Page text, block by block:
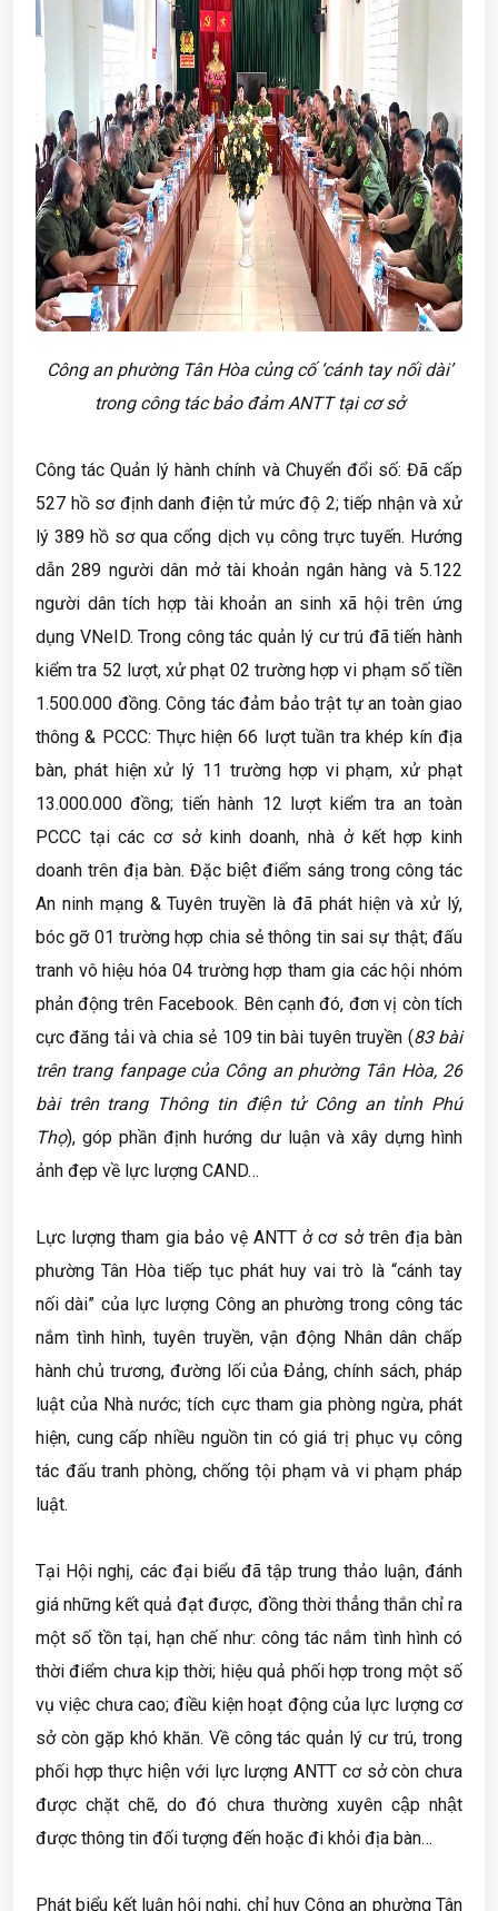
Công an phường Tân Hòa củng cố ‘cánh tay nối dài’
trong công tác bảo đảm ANTT tại cơ sở
Công tác Quản lý hành chính và Chuyển đổi số: Đã cấp
527 hồ sơ định danh điện tử mức độ 2; tiếp nhận và xử
lý 389 hồ sơ qua cổng dịch vụ công trực tuyến. Hướng
dẫn 289 người dân mở tài khoản ngân hàng và 5.122
người dân tích hợp tài khoản an sinh xã hội trên ứng
dụng VNeID. Trong công tác quản lý cư trú đã tiến hành
kiểm tra 52 lượt, xử phạt 02 trường hợp vi phạm số tiền
1.500.000 đồng. Công tác đảm bảo trật tự an toàn giao
thông & PCCC: Thực hiện 66 lượt tuần tra khép kín địa
bàn, phát hiện xử lý 11 trường hợp vi phạm, xử phạt
13.000.000 đồng; tiến hành 12 lượt kiểm tra an toàn
PCCC tại các cơ sở kinh doanh, nhà ở kết hợp kinh
doanh trên địa bàn. Đặc biệt điểm sáng trong công tác
An ninh mạng & Tuyên truyền là đã phát hiện và xử lý,
bóc gỡ 01 trường hợp chia sẻ thông tin sai sự thật; đấu
tranh vô hiệu hóa 04 trường hợp tham gia các hội nhóm
phản động trên Facebook. Bên cạnh đó, đơn vị còn tích
cực đăng tải và chia sẻ 109 tin bài tuyên truyền (83 bài
trên trang fanpage của Công an phường Tân Hòa, 26
bài trên trang Thông tin điện tử Công an tỉnh Phú
Thọ), góp phần định hướng dư luận và xây dựng hình
ảnh đẹp về lực lượng CAND…
Lực lượng tham gia bảo vệ ANTT ở cơ sở trên địa bàn
phường Tân Hòa tiếp tục phát huy vai trò là “cánh tay
nối dài” của lực lượng Công an phường trong công tác
nắm tình hình, tuyên truyền, vận động Nhân dân chấp
hành chủ trương, đường lối của Đảng, chính sách, pháp
luật của Nhà nước; tích cực tham gia phòng ngừa, phát
hiện, cung cấp nhiều nguồn tin có giá trị phục vụ công
tác đấu tranh phòng, chống tội phạm và vi phạm pháp
luật.
Tại Hội nghị, các đại biểu đã tập trung thảo luận, đánh
giá những kết quả đạt được, đồng thời thẳng thắn chỉ ra
một số tồn tại, hạn chế như: công tác nắm tình hình có
thời điểm chưa kịp thời; hiệu quả phối hợp trong một số
vụ việc chưa cao; điều kiện hoạt động của lực lượng cơ
sở còn gặp khó khăn. Về công tác quản lý cư trú, trong
phối hợp thực hiện với lực lượng ANTT cơ sở còn chưa
được chặt chẽ, do đó chưa thường xuyên cập nhật
được thông tin đối tượng đến hoặc đi khỏi địa bàn…
Phát biểu kết luận hội nghị, chỉ huy Công an phường Tân